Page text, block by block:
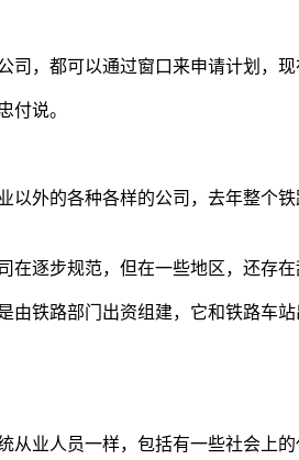
，都可以通过窗口来申请计划，
付说。
外的各种各样的公司，去年整个
逐步规范，但在一些地区，还存在
铁路部门出资组建，它和铁路车站
业人员一样，包括有一些社会上